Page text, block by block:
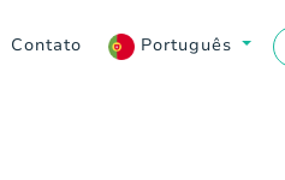
Contato Português